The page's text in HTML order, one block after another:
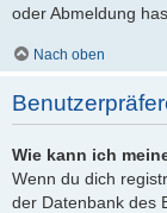
oder Abmeldung
Nach oben
Wie kann ich
Wenn du dich
der Datenbank des